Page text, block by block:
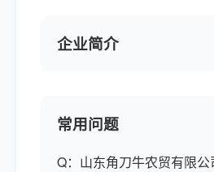
企业简介
常用问题
Q：山东角刀牛农贸有限